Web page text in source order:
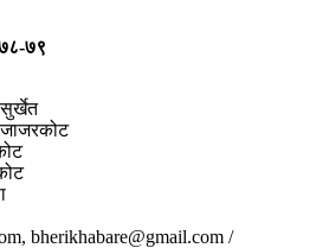
७९
bherikhabare@gmail.com /